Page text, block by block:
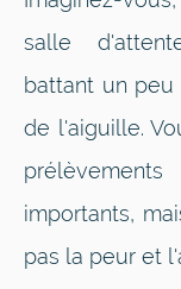
salle
battant un
de l'aiguille.
importants,
pas la peur et